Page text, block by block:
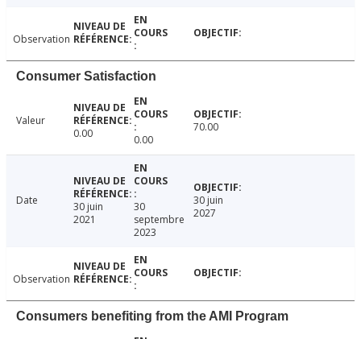
Observation
Consumer Satisfaction
Valeur
0.00
0.00
70.00
Date
30 juin
2021
30
septembre
2023
30 juin
2027
Observation
Consumers benefiting from the AMI Program